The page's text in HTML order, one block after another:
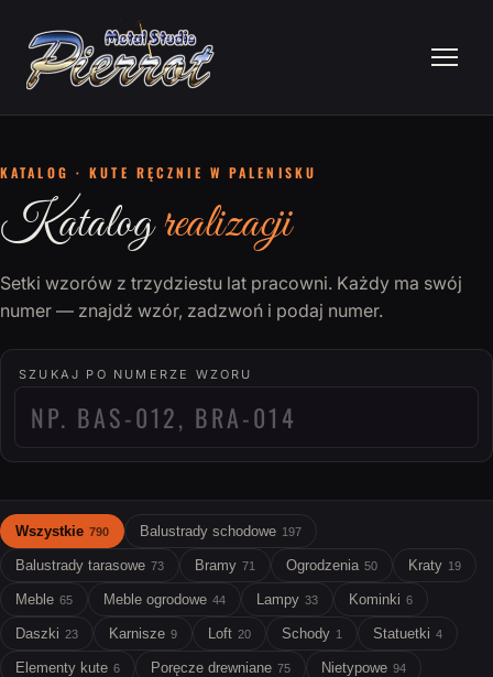
KATALOG · KUTE RĘCZNIE W PALENISKU
Katalogrealizacji
Setki wzorów z trzydziestu lat pracowni. Każdy ma swój
numer — znajdź wzór, zadzwoń i podaj numer.
SZUKAJ PO NUMERZE WZORU
Wszystkie 790 Balustrady schodowe 197
Balustrady tarasowe 73 Bramy 71 Ogrodzenia 50 Kraty 19
Meble 65 Meble ogrodowe 44 Lampy 33 Kominki 6
Daszki 23 Karnisze 9 Loft 20 Schody 1 Statuetki 4
Elementy kute 6 Poręcze drewniane 75 Nietypowe 94